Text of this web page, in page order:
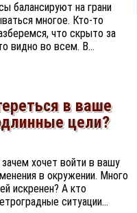
балансируют на грани
многое. Кто-то
что скрыто за
видно во всем. В…
в ваше
цели?
хочет войти в вашу
в окружении. Много
искренен? А кто
ситуации…